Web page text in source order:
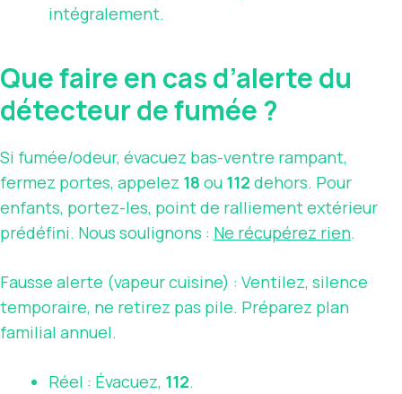
intégralement.
Que faire en cas d’alerte du
détecteur de fumée ?
Si fumée/odeur, évacuez bas-ventre rampant,
fermez portes, appelez 18 ou 112 dehors. Pour
enfants, portez-les, point de ralliement extérieur
prédéfini. Nous soulignons : Ne récupérez rien.
Fausse alerte (vapeur cuisine) : Ventilez, silence
temporaire, ne retirez pas pile. Préparez plan
familial annuel.
Réel : Évacuez, 112.